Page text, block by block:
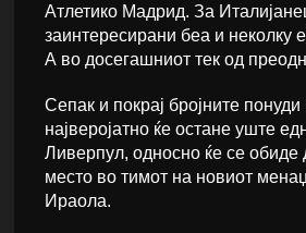
Атлетико Мадрид. За
заинтересирани беа и неколку
А во досегашниот тек од
Сепак и покрај бројните понуди
најверојатно ќе остане уште
Ливерпул, односно ќе се обиде
место во тимот на новиот
Ираола.